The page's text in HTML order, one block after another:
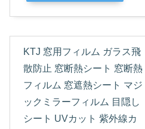
KTJ 窓用フィルム ガラス飛
散防止 窓断熱シート 窓断熱
フィルム 窓遮熱シート マジ
ックミラーフィルム 目隠し
シート UVカット 紫外線カ